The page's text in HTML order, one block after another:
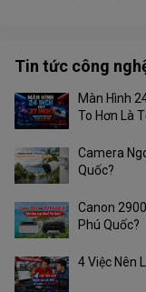
Tin tức công
Màn Hình
To Hơn Là
Camera
Quốc?
Canon
Phú Quốc?
4 Việc Nên